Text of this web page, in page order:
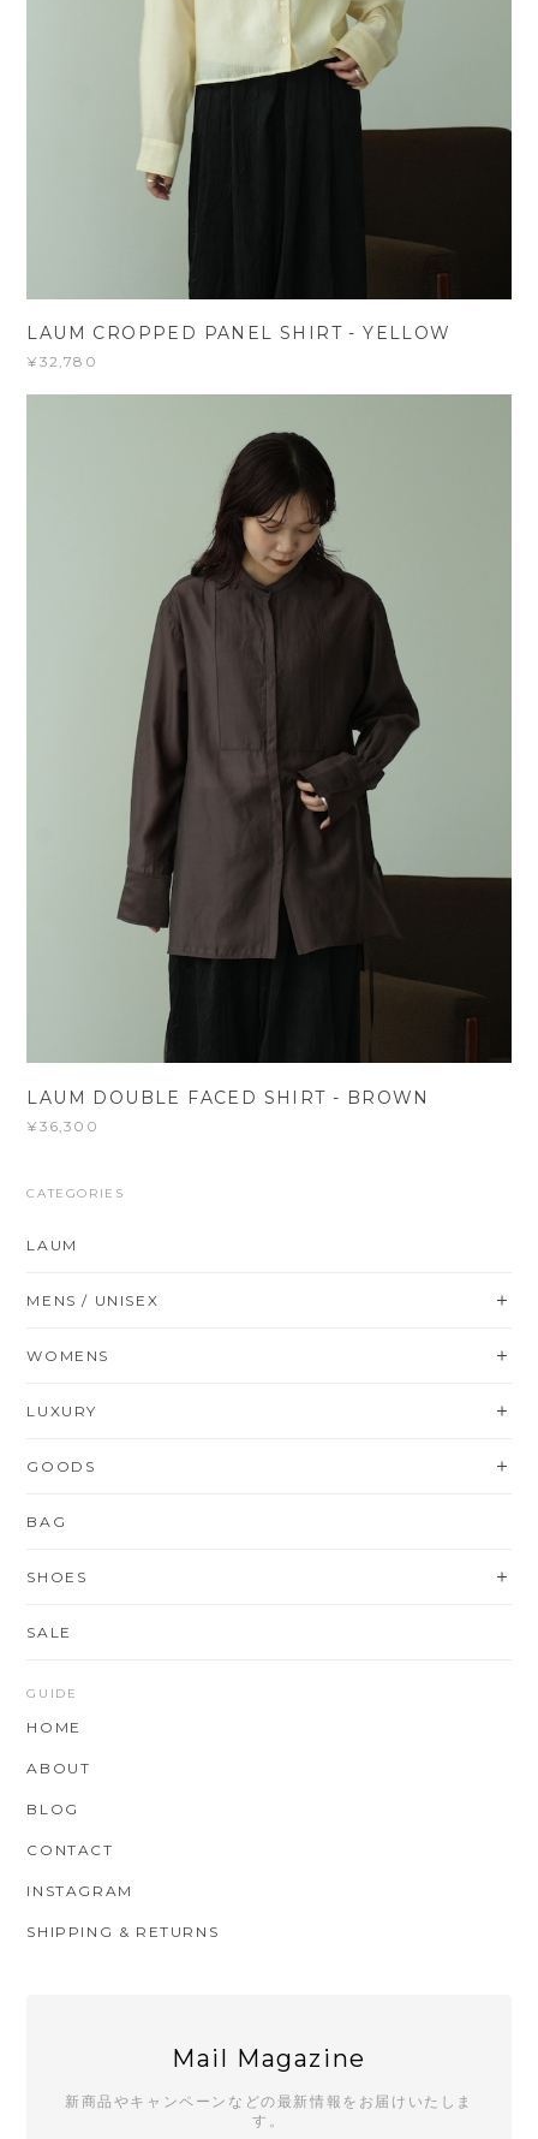
LAUM CROPPED PANEL SHIRT - YELLOW
¥32,780
LAUM DOUBLE FACED SHIRT - BROWN
¥36,300
CATEGORIES
LAUM
MENS / UNISEX
WOMENS
LUXURY
GOODS
BAG
SHOES
SALE
GUIDE
HOME
ABOUT
BLOG
CONTACT
INSTAGRAM
SHIPPING & RETURNS
Mail Magazine
新商品やキャンペーンなどの最新情報をお届けいたしま
す。